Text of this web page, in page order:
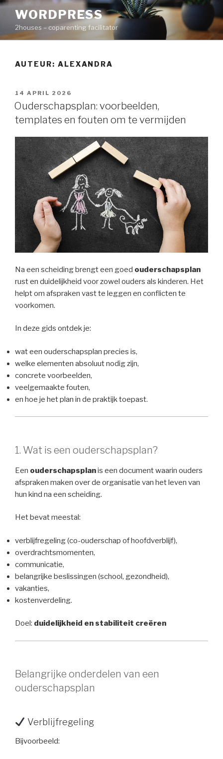
Naar
inhoud
springen
WORDPRESS
2houses – coparenting facilitator
AUTEUR: ALEXANDRA
GEPLAATST
OP
14 APRIL 2026
Ouderschapsplan: voorbeelden,
templates en fouten om te vermijden
Na een scheiding brengt een goed ouderschapsplan
rust en duidelijkheid voor zowel ouders als kinderen. Het
helpt om afspraken vast te leggen en conflicten te
voorkomen.
In deze gids ontdek je:
wat een ouderschapsplan precies is,
welke elementen absoluut nodig zijn,
concrete voorbeelden,
veelgemaakte fouten,
en hoe je het plan in de praktijk toepast.
1. Wat is een ouderschapsplan?
Een ouderschapsplanis een document waarin ouders
afspraken maken over de organisatie van het leven van
hun kind na een scheiding.
Het bevat meestal:
verblijfregeling (co-ouderschap of hoofdverblijf),
overdrachtsmomenten,
communicatie,
belangrijke beslissingen (school, gezondheid),
vakanties,
kostenverdeling.
Doel: duidelijkheid en stabiliteit creëren
Belangrijke onderdelen van een
ouderschapsplan
Verblijfregeling
Bijvoorbeeld: